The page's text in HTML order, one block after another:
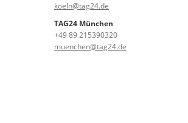
koeln@tag24.de
TAG24 München
+49 89 215390320
muenchen@tag24.de